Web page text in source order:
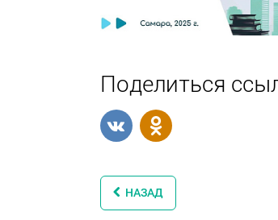
Поделиться
НАЗАД